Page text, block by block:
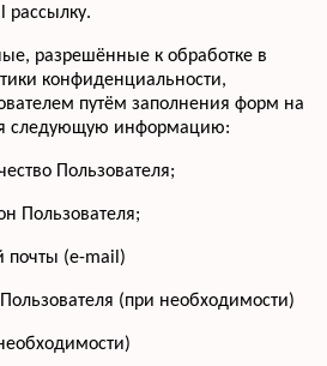
разрешённые к обработке в
конфиденциальности,
путём заполнения форм на
следующую информацию:
Пользователя;
Пользователя;
почты (e-mail)
(при необходимости)